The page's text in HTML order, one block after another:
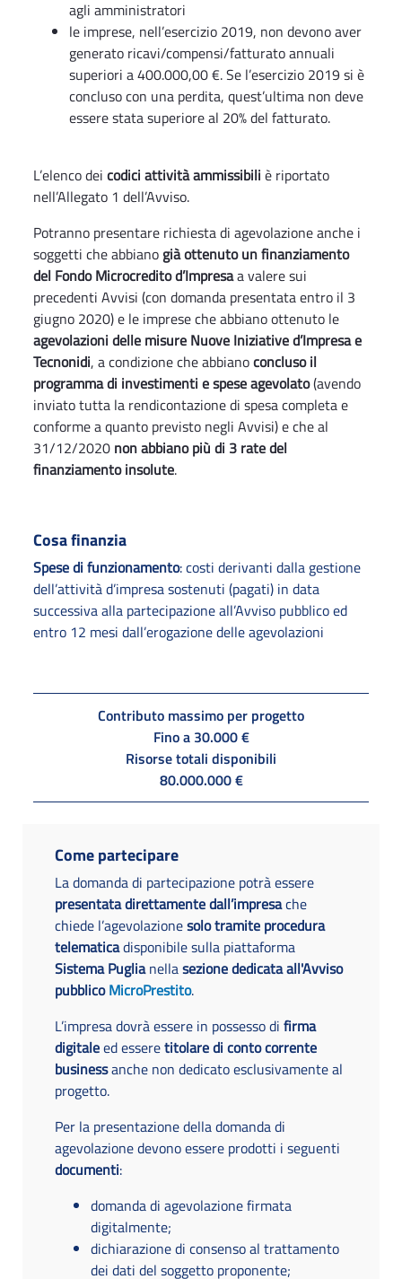
agli amministratori
le imprese, nell’esercizio 2019, non devono aver
generato ricavi/compensi/fatturato annuali
superiori a 400.000,00 €. Se l’esercizio 2019 si è
concluso con una perdita, quest’ultima non deve
essere stata superiore al 20% del fatturato.
L’elenco dei codici attività ammissibili è riportato
nell’Allegato 1 dell’Avviso.
Potranno presentare richiesta di agevolazione anche i
soggetti che abbianogià ottenuto un finanziamento
del Fondo Microcredito d’Impresaa valere sui
precedenti Avvisi (con domanda presentata entro il 3
giugno 2020) e le imprese che abbiano ottenuto le
agevolazioni delle misure Nuove Iniziative d’Impresa e
Tecnonidi, a condizione che abbianoconcluso il
programma di investimenti e spese agevolato(avendo
inviato tutta la rendicontazione di spesa completa e
conforme a quanto previsto negli Avvisi) e che al
31/12/2020 non abbiano più di 3 rate del
finanziamento insolute.
Cosa finanzia
Spese di funzionamento: costi derivanti dalla gestione
dell’attività d’impresa sostenuti (pagati) in data
successiva alla partecipazione all’Avviso pubblico ed
entro 12 mesi dall’erogazione delle agevolazioni
Contributo massimo per progetto
Fino a 30.000 €
Risorse totali disponibili
80.000.000 €
Come partecipare
La domanda di partecipazione potrà essere
presentata direttamente dall’impresache
chiede l’agevolazionesolo tramite procedura
telematicadisponibile sulla piattaforma
Sistema Puglianellasezione dedicata all'Avviso
pubblicoMicroPrestito.
L’impresa dovrà essere in possesso di firma
digitaleed esseretitolare di conto corrente
businessanche non dedicato esclusivamente al
progetto.
Per la presentazione della domanda di
agevolazione devono essere prodotti i seguenti
documenti:
domanda di agevolazione firmata
digitalmente;
dichiarazione di consenso al trattamento
dei dati del soggetto proponente;